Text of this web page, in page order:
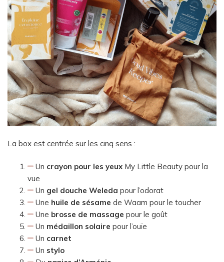
La box est centrée sur les cinq sens :
Un crayon pour les yeux My Little Beauty pour la
vue
Un gel douche Weleda pour l’odorat
Une huile de sésame de Waam pour le toucher
Une brosse de massage pour le goût
Un médaillon solaire pour l’ouïe
Un carnet
Un stylo